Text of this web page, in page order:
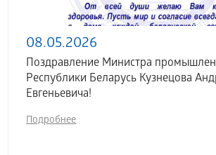
08.05.2026
Поздравление Министра
Республики Беларусь Кузнецова
Евгеньевича!
Подробнее